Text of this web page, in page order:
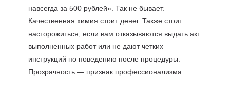
навсегда за 500 рублей». Так не бывает.
Качественная химия стоит денег. Также стоит
насторожиться, если вам отказываются выдать акт
выполненных работ или не дают четких
инструкций по поведению после процедуры.
Прозрачность — признак профессионализма.